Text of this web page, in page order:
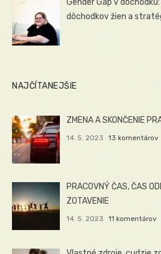
dôchodkov žien a
NAJČÍTANEJŠIE
ZMENA A SKONČENIE
14. 5. 2023 13 komentárov
PRACOVNÝ ČAS, ČAS
ZOTAVENIE
14. 5. 2023 11 komentárov